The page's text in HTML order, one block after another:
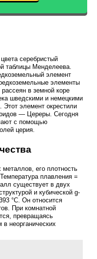
серебристый
таблицы Менделеева.
элемент
элементы
в земной коре
шведскими и немецкими
Этот элемент окрестили
— Цереры. Сегодня
с помощью
церия.
его плотность
плавления =
существует в двух
и кубической g-
°C. Он относится
При комнатной
превращаясь
неорганических